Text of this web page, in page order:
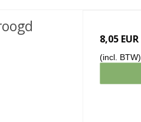
8,05 EUR
(incl. BTW)